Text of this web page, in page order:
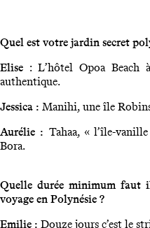
Quel est votre jardin secret
Elise : L’hôtel Opoa Beach
authentique.
Jessica : Manihi, une île
Aurélie : Tahaa, « l’île-
Bora.
Quelle durée minimum faut
voyage en Polynésie ?
Emilie : Douze jours c’est le